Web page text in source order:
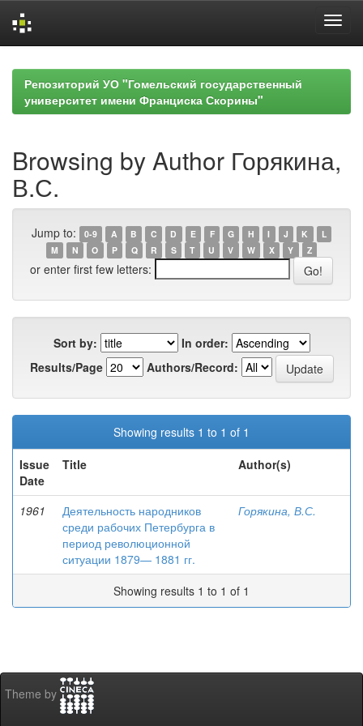
navigationРепозиторий УО "Гомельский государственный
университет имени Франциска Скорины"
Browsing by Author Горякина,
В.С.
Jump to: 0-9 A B C D E F G H I J K
L
M
N O P Q R S T U V W X Y Z
or enter first few letters:
Sort by:
In order:
Results/Page
Authors/Record:
Showing results 1 to 1 of 1
Issue
Date
Title Author(s)
1961
Деятельность народников
среди рабочих Петербурга в
период революционной
ситуации 1879— 1881 гг.
Горякина, В.С.
Showing results 1 to 1 of 1
Theme by